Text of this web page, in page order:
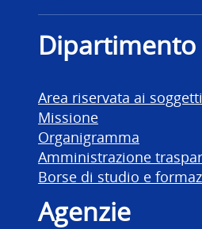
Dipartimento
Dipartimento
Area riservata ai
Missione
Organigramma
Amministrazione
Borse di studio e
Agenzie